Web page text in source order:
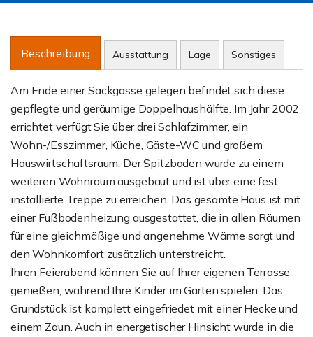
Beschreibung Ausstattung Lage Sonstiges
Am Ende einer Sackgasse gelegen befindet sich diese
gepflegte und geräumige Doppelhaushälfte. Im Jahr 2002
errichtet verfügt Sie über drei Schlafzimmer, ein
Wohn-/Esszimmer, Küche, Gäste-WC und großem
Hauswirtschaftsraum. Der Spitzboden wurde zu einem
weiteren Wohnraum ausgebaut und ist über eine fest
installierte Treppe zu erreichen. Das gesamte Haus ist mit
einer Fußbodenheizung ausgestattet, die in allen Räumen
für eine gleichmäßige und angenehme Wärme sorgt und
den Wohnkomfort zusätzlich unterstreicht.
Ihren Feierabend können Sie auf Ihrer eigenen Terrasse
genießen, während Ihre Kinder im Garten spielen. Das
Grundstück ist komplett eingefriedet mit einer Hecke und
einem Zaun. Auch in energetischer Hinsicht wurde in die